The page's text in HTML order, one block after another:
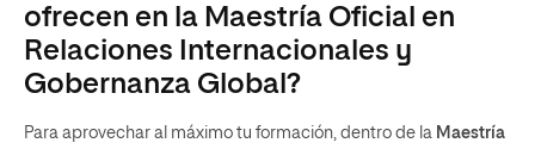
ofrecen en la Maestría Oficial en
Relaciones Internacionales y
Gobernanza Global?
Para aprovechar al máximo tu formación, dentro de la Maestría